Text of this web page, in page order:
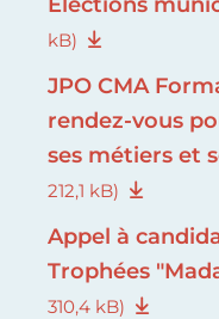
kB)
JPO CMA
rendez-vous
ses métiers et
212,1 kB)
Appel à
Trophées
310,4 kB)